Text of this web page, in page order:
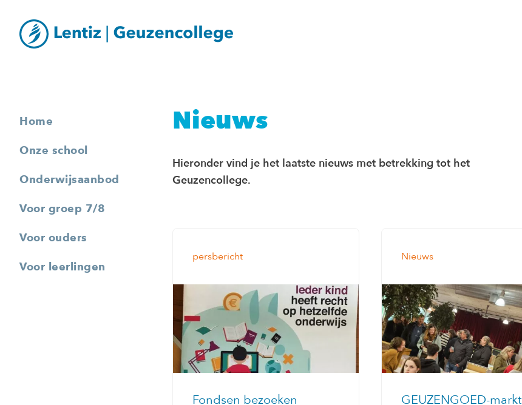
Home
Onze school
Onderwijsaanbod
Voor groep 7/8
Voor ouders
Voor leerlingen
Nieuws
Hieronder vind je het laatste nieuws met betrekking tot het
Geuzencollege.
persbericht
Fondsen bezoeken
Nieuws
GEUZENGOED-markt